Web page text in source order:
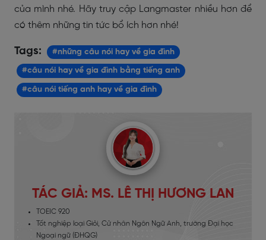
của mình nhé. Hãy truy cập Langmaster nhiều hơn để
có thêm những tin tức bổ ích hơn nhé!
Tags: #những câu nói hay về gia đình
#câu nói hay về gia đình bằng tiếng anh
#câu nói tiếng anh hay về gia đình
TÁC GIẢ: MS. LÊ THỊ HƯƠNG LAN
TOEIC 920
Tốt nghiệp loại Giỏi, Cử nhân Ngôn Ngữ Anh, trường Đại học
Ngoại ngữ (ĐHQG)